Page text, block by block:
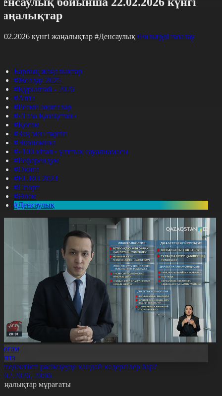
күнгі жаңалықтар #Денсаулық Фильтрді тазалау
Барлық жаңалықтар
#Жолдау 2025
#Құрылтай - 2026
#Апта
#Ресми оқиғалар
#«Таза Қазақстан»
#Қоғам
#Заң мен тәртіп
#Экономика
#«100 кітап» ұлттық сауалнамасы
#Референдум
#Оқиға
#EURO 2024
#Спорт
#Әлем
#Денсаулық
рәсімдеуде қандай кедергілер бар?
20:06
мұрағаты